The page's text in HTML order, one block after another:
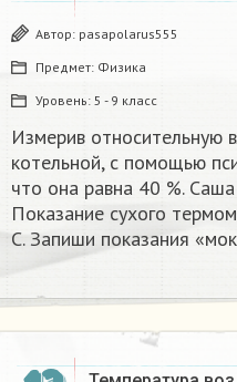
Автор: pasapolarus555
Предмет: Физика
Уровень: 5 - 9 класс
Измерив относительную
котельной, с помощью
что она равна 40 %.
Показание сухого
С. Запиши показания